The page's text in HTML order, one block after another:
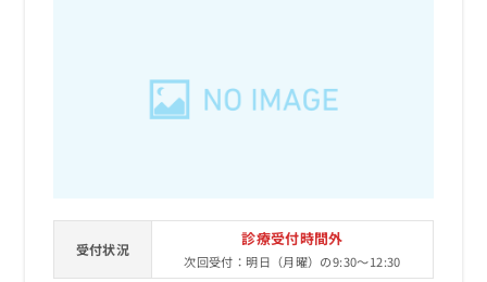
受付状況
診療受付時間外
次回受付：明日（月曜）の9:30～12:30